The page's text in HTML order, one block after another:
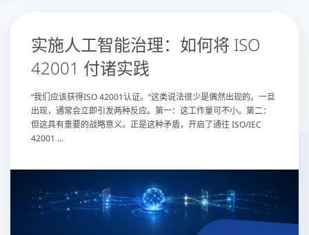
实施人工智能治理：如何将 ISO
42001 付诸实践
“我们应该获得ISO 42001认证。”这类说法很少是偶然出现的。一旦
出现，通常会立即引发两种反应。第一：这工作量可不小。第二：
但这具有重要的战略意义。正是这种矛盾，开启了通往 ISO/IEC
42001 ...